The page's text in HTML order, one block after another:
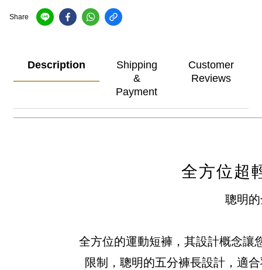
Share
Description
Shipping
&
Payment
Customer
Reviews
全方位超
聰明
全方位的運動短褲，其設計概念讓
限制，聰明的五分褲長設計，適